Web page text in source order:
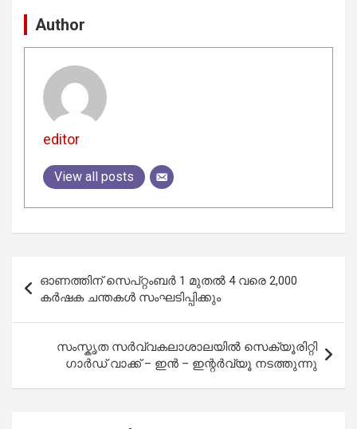
Author
editor
View all posts
navigation
ഓണത്തിന് സെപ്റ്റംബർ 1 മുതൽ 4 വരെ 2,000
കർഷക ചന്തകൾ സംഘടിപ്പിക്കും
സംസ്കൃത സർവ്വകലാശാലയിൽ സെക്യൂരിറ്റി
ഗാർഡ് വാക്ക് – ഇൻ – ഇന്റർവ്യൂ നടത്തുന്നു